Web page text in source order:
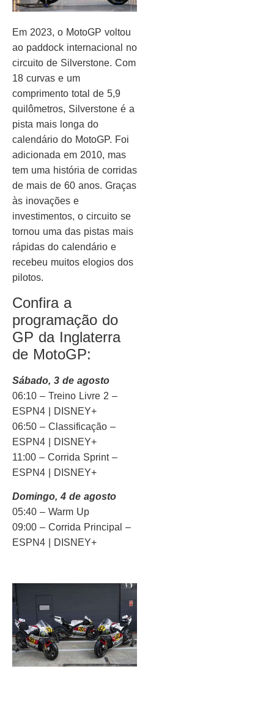
Em 2023, o MotoGP voltou
ao paddock internacional no
circuito de Silverstone. Com
18 curvas e um
comprimento total de 5,9
quilômetros, Silverstone é a
pista mais longa do
calendário do MotoGP. Foi
adicionada em 2010, mas
tem uma história de corridas
de mais de 60 anos. Graças
às inovações e
investimentos, o circuito se
tornou uma das pistas mais
rápidas do calendário e
recebeu muitos elogios dos
pilotos.
Confira a
programação do
GP da Inglaterra
de MotoGP:
Sábado, 3 de agosto
06:10 – Treino Livre 2 –
ESPN4 | DISNEY+
06:50 – Classificação –
ESPN4 | DISNEY+
11:00 – Corrida Sprint –
ESPN4 | DISNEY+
Domingo, 4 de agosto
05:40 – Warm Up
09:00 – Corrida Principal –
ESPN4 | DISNEY+